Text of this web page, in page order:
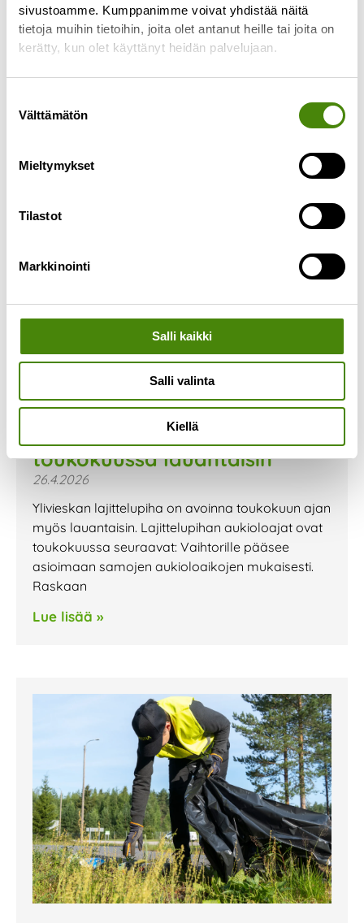
sivustoamme. Kumppanimme voivat yhdistää näitä
tietoja muihin tietoihin, joita olet antanut heille tai joita on
kerätty, kun olet käyttänyt heidän palvelujaan.
valinta
Välttämätön
Mieltymykset
Tilastot
Markkinointi
Salli kaikki
Salli valinta
Kiellä
Alavieskan, Himangan, Kalajoen, Merijärven,
Pyhäjoen ja Oulaisten alueen jätekuljetusten
urakoitsija vaihtuu toukokuun 2026 alussa.
Lue lisää »
Ylivieskan lajittelupiha auki
toukokuussa lauantaisin
26.4.2026
Ylivieskan lajittelupiha on avoinna toukokuun ajan
myös lauantaisin. Lajittelupihan aukioloajat ovat
toukokuussa seuraavat: Vaihtorille pääsee
asioimaan samojen aukioloaikojen mukaisesti.
Raskaan
Lue lisää »